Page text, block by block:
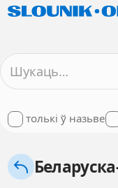
толькі ў назьве